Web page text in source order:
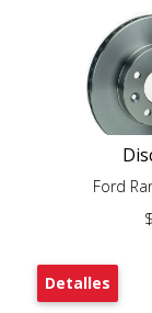
Ford
Detalles